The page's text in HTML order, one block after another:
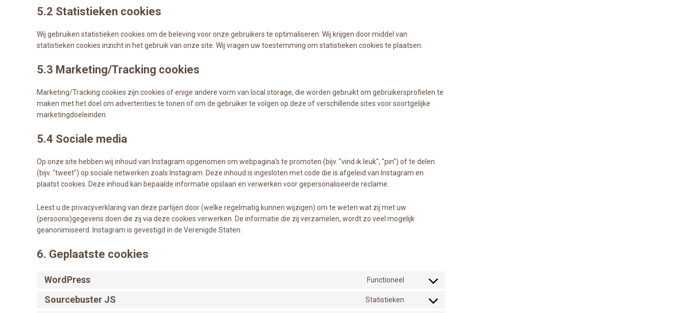
5.2 Statistieken cookies
Wij gebruiken statistieken cookies om de beleving voor onze gebruikers te optimaliseren. Wij krijgen door middel van
statistieken cookies inzicht in het gebruik van onze site. Wij vragen uw toestemming om statistieken cookies te plaatsen.
5.3 Marketing/Tracking cookies
Marketing/Tracking cookies zijn cookies of enige andere vorm van local storage, die worden gebruikt om gebruikersprofielen te
maken met het doel om advertenties te tonen of om de gebruiker te volgen op deze of verschillende sites voor soortgelijke
marketingdoeleinden.
5.4 Sociale media
Op onze site hebben wij inhoud van Instagram opgenomen om webpagina's te promoten (bijv. "vind ik leuk", "pin") of te delen
(bijv. "tweet") op sociale netwerken zoals Instagram. Deze inhoud is ingesloten met code die is afgeleid van Instagram en
plaatst cookies. Deze inhoud kan bepaalde informatie opslaan en verwerken voor gepersonaliseerde reclame.
Leest u de privacyverklaring van deze partijen door (welke regelmatig kunnen wijzigen) om te weten wat zij met uw
(persoons)gegevens doen die zij via deze cookies verwerken. De informatie die zij verzamelen, wordt zo veel mogelijk
geanonimiseerd. Instagram is gevestigd in de Verenigde Staten.
6. Geplaatste cookies
WordPress Functioneel
Consent
Sourcebuster JS Statistieken
Consent